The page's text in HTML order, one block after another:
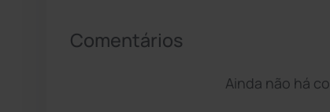
Comentários
Ainda não há